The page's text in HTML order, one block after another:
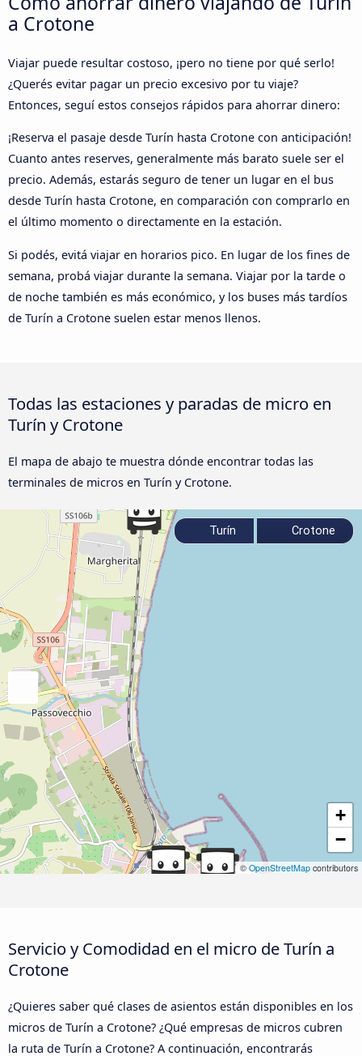
a Crotone
Viajar puede resultar costoso, ¡pero no tiene por qué serlo!
¿Querés evitar pagar un precio excesivo por tu viaje?
Entonces, seguí estos consejos rápidos para ahorrar dinero:
¡Reserva el pasaje desde Turín hasta Crotone con anticipación!
Cuanto antes reserves, generalmente más barato suele ser el
precio. Además, estarás seguro de tener un lugar en el bus
desde Turín hasta Crotone, en comparación con comprarlo en
el último momento o directamente en la estación.
Si podés, evitá viajar en horarios pico. En lugar de los fines de
semana, probá viajar durante la semana. Viajar por la tarde o
de noche también es más económico, y los buses más tardíos
de Turín a Crotone suelen estar menos llenos.
Todas las estaciones y paradas de micro en
Turín y Crotone
El mapa de abajo te muestra dónde encontrar todas las
terminales de micros en Turín y Crotone.
+
−
© OpenStreetMap contributors
Turín Crotone
Servicio y Comodidad en el micro de Turín a
Crotone
¿Quieres saber qué clases de asientos están disponibles en los
micros de Turín a Crotone? ¿Qué empresas de micros cubren
la ruta de Turín a Crotone? A continuación, encontrarás